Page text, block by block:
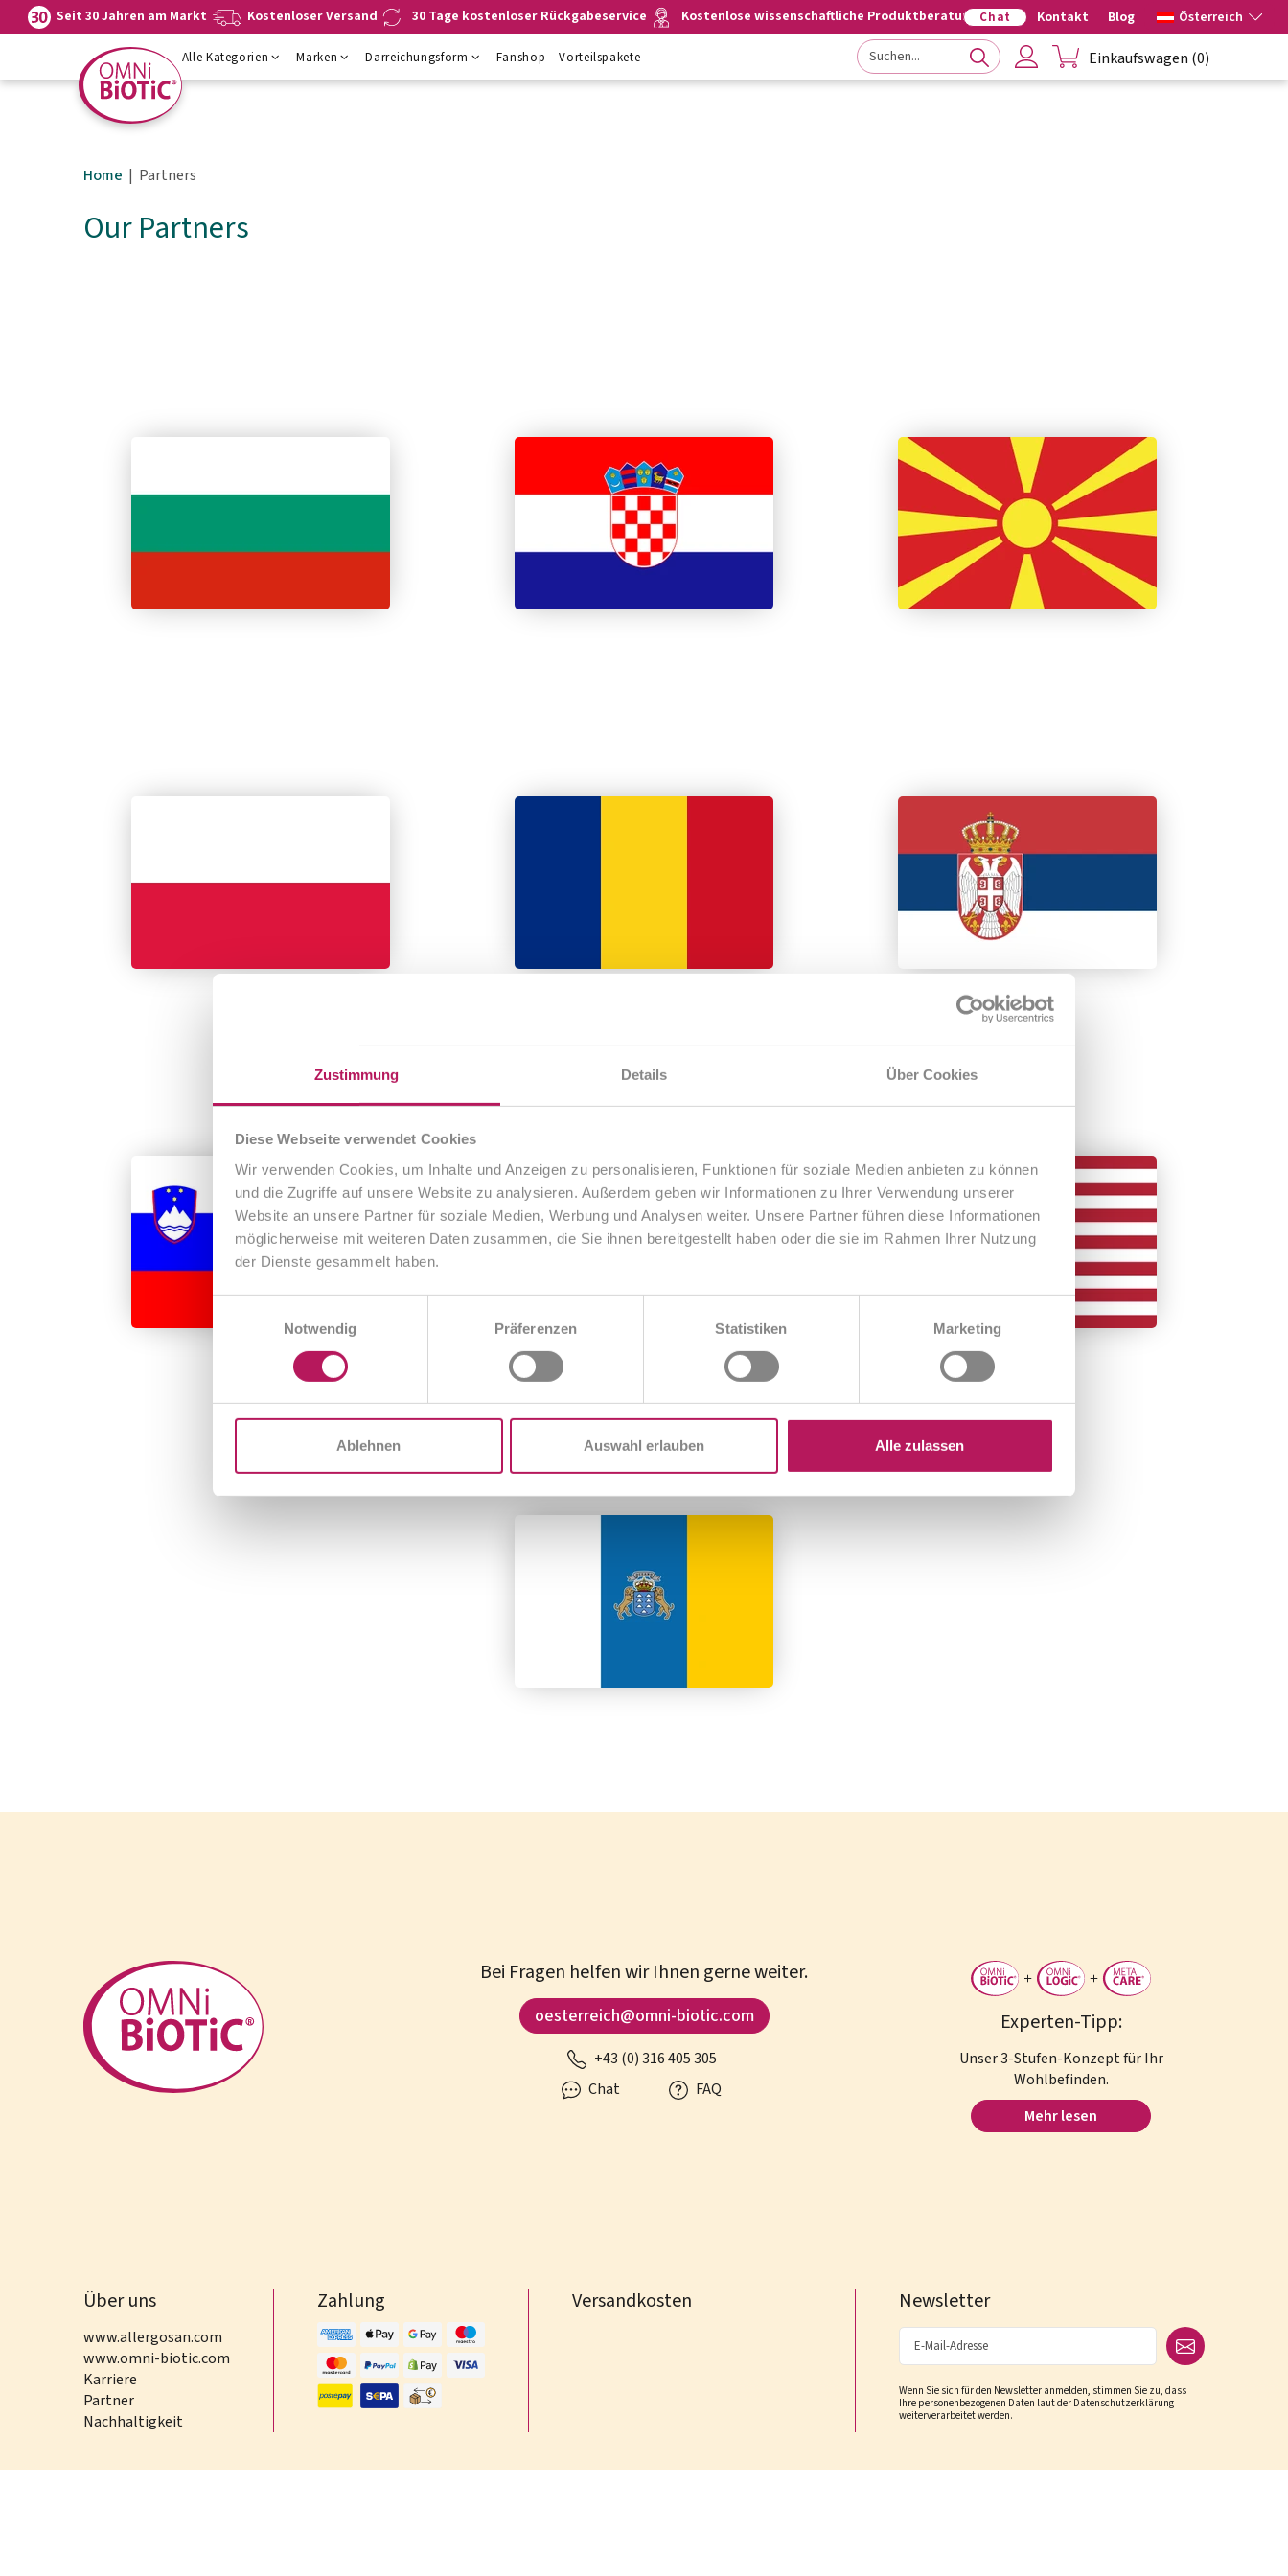
Zustimmung Details Über Cookies
Diese Webseite verwendet Cookies
Wir verwenden Cookies, um Inhalte und Anzeigen zu personalisieren, Funktionen für soziale Medien anbieten zu können
und die Zugriffe auf unsere Website zu analysieren. Außerdem geben wir Informationen zu Ihrer Verwendung unserer
Website an unsere Partner für soziale Medien, Werbung und Analysen weiter. Unsere Partner führen diese Informationen
möglicherweise mit weiteren Daten zusammen, die Sie ihnen bereitgestellt haben oder die sie im Rahmen Ihrer Nutzung
der Dienste gesammelt haben.
Notwendig
Präferenzen Statistiken Marketing
Ablehnen Auswahl erlauben Alle zulassen
Navigation
springen
Hauptinhalt
springen
Fußzeile
springen
Seit 30 Jahren am Markt Kostenloser Versand 30 Tage kostenloser Rückgabeservice Kostenlose wissenschaftliche Produktberatung Chat Kontakt Blog Österreich
Alle Kategorien Marken Darreichungsform Fanshop Vorteilspakete Einkaufswagen (0)
Home Partners
Our Partners
Bei Fragen helfen wir Ihnen gerne weiter.
oesterreich@omni-biotic.com
+43 (0) 316 405 305
Chat
FAQ
Experten-Tipp:
Unser 3-Stufen-Konzept für Ihr
Wohlbefinden.
Mehr lesen
Über uns
www.allergosan.com
www.omni-biotic.com
Karriere
Partner
Nachhaltigkeit
Zahlung Versandkosten Newsletter
Wenn Sie sich für den Newsletter anmelden, stimmen Sie zu, dass
Ihre personenbezogenen Daten laut der Datenschutzerklärung
weiterverarbeitet werden.